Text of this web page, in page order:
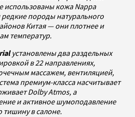
использованы кожа Nappa
породы натурального
Китая — они плотнее и
температур.
установлены два раздельных
в 22 направлениях,
массажем, вентиляцией,
премиум-класса насчитывает
Dolby Atmos, а
и активное шумоподавление
в салоне.